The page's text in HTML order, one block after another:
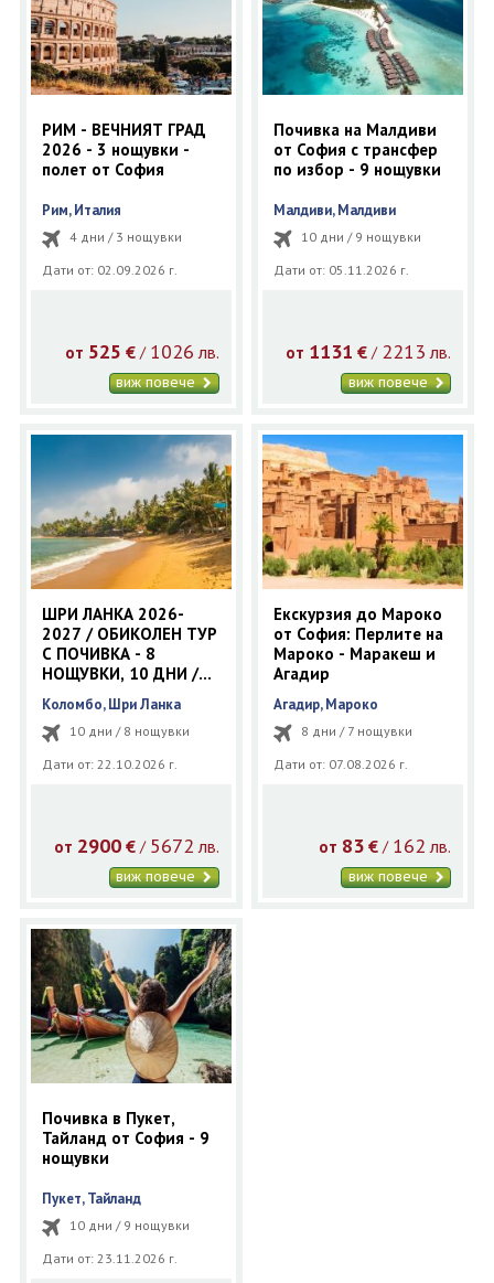
ЗА НАС
КОНТАКТИ
ФИРМЕНИ ДОКУМЕНТИ
0700 144 34 Запитване
ПОСЛЕДВАЙТЕ НИ
РИМ - ВЕЧНИЯТ ГРАД
2026 - 3 нощувки -
полет от София
Рим, Италия
4 дни / 3 нощувки
Дати от: 02.09.2026 г.
от 525 €/ 1026 лв.
виж повече
Почивка на Малдиви
от София с трансфер
по избор - 9 нощувки
Малдиви, Малдиви
10 дни / 9 нощувки
Дати от: 05.11.2026 г.
от 1131 € / 2213 лв.
виж повече
ШРИ ЛАНКА 2026-
2027 / ОБИКОЛЕН ТУР
С ПОЧИВКА - 8
НОЩУВКИ, 10 ДНИ /
ПЕРИОД: 22.10.2026 -
15.04.2027
Коломбо, Шри Ланка
10 дни / 8 нощувки
Дати от: 22.10.2026 г.
от 2900 €/ 5672 лв.
виж повече
Екскурзия до Мароко
от София: Перлите на
Мароко - Маракеш и
Агадир
Агадир, Мароко
8 дни / 7 нощувки
Дати от: 07.08.2026 г.
от 83 € / 162 лв.
виж повече
Почивка в Пукет,
Тайланд от София - 9
нощувки
Пукет, Тайланд
10 дни / 9 нощувки
Дати от: 23.11.2026 г.